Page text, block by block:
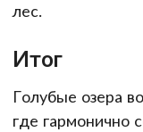
лес.
Итог
Голубые озера
где гармонично